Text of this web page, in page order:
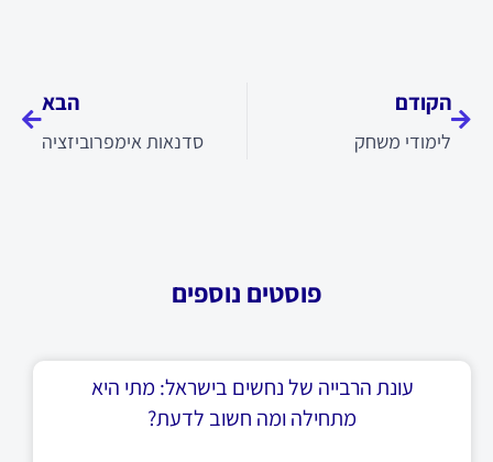
הקודם
לימודי משחק
הבא
סדנאות אימפרוביזציה
פוסטים נוספים
עונת הרבייה של נחשים בישראל: מתי היא
מתחילה ומה חשוב לדעת?